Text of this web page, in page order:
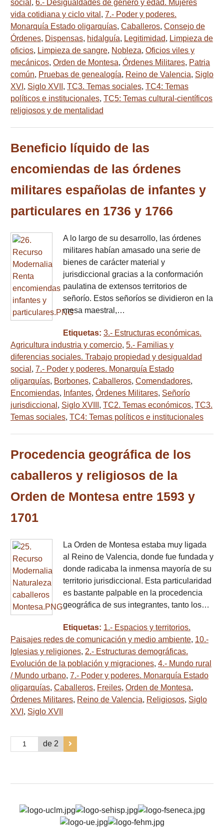
social , 6.- Desigualdades de género y edad. Mujeres
vida cotidiana y ciclo vital , 7.- Poder y poderes.
Monarquía Estado oligarquías, Caballeros, Consejo de
Órdenes, Dispensas, hidalguía, Legitimidad, Limpieza de
oficios, Limpieza de sangre, Nobleza, Oficios viles y
mecánicos, Orden de Montesa, Órdenes Militares, Patria
común, Pruebas de genealogía, Reino de Valencia, Siglo
XVI , Siglo XVII , TC3. Temas sociales, TC4: Temas
políticos e institucionales, TC5: Temas cultural-científicos
religiosos y de mentalidad
Beneficio líquido de las
encomiendas de las órdenes
militares españolas de infantes y
particulares en 1736 y 1766
A lo largo de su desarrollo, las órdenes
militares habían amasado una serie de
bienes de carácter material y
jurisdiccional gracias a la conformación
paulatina de extensos territorios de
señorío. Estos señoríos se dividieron en la
mesa maestral,…
Etiquetas: 3.- Estructuras económicas.
Agricultura industria y comercio, 5.- Familias y
diferencias sociales. Trabajo propiedad y desigualdad
social , 7.- Poder y poderes. Monarquía Estado
oligarquías, Borbones, Caballeros, Comendadores,
Encomiendas, Infantes, Órdenes Militares, Señorío
jurisdiccional , Siglo XVIII , TC2. Temas económicos, TC3.
Temas sociales, TC4: Temas políticos e institucionales
Procedencia geográfica de los
caballeros y religiosos de la
Orden de Montesa entre 1593 y
1701
La Orden de Montesa estaba muy ligada
al Reino de Valencia, donde fue fundada y
donde radicaba la inmensa mayoría de su
territorio jurisdiccional. Esta particularidad
es bastante palpable en la procedencia
geográfica de sus integrantes, tanto los…
Etiquetas: 1.- Espacios y territorios.
Paisajes redes de comunicación y medio ambiente, 10.-
Iglesias y religiones, 2.- Estructuras demográficas.
Evolución de la población y migraciones, 4.- Mundo rural
/ Mundo urbano, 7.- Poder y poderes. Monarquía Estado
oligarquías, Caballeros, Freiles, Orden de Montesa,
Órdenes Militares, Reino de Valencia, Religiosos, Siglo
XVI , Siglo XVII
de 2